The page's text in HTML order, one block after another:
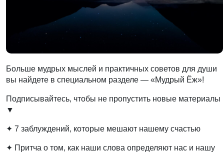
Больше мудрых мыслей и практичных советов для души
вы найдете в специальном разделе — «Мудрый Ёж»!
Подписывайтесь, чтобы не пропустить новые материалы
▼
✦ 7 заблуждений, которые мешают нашему счастью
✦ Притча о том, как наши слова определяют нас и нашу